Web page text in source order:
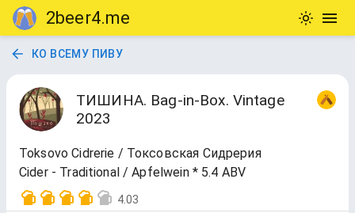
2beer4.me
КО ВСЕМУ ПИВУ
ТИШИНА. Bag-in-Box. Vintage
2023
Toksovo Cidrerie / Токсовская Сидрерия
Cider - Traditional / Apfelwein * 5.4 ABV
4.03